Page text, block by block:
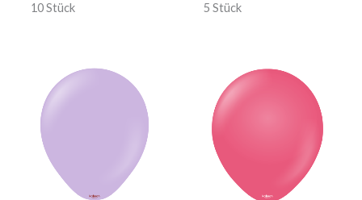
10 Stück 5 Stück